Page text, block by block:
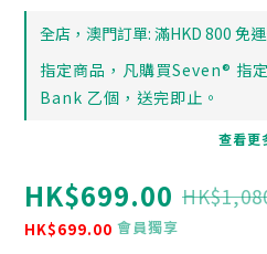
全店，澳門訂單: 滿HKD 800 免
指定商品，凡購買Seven® 指
Bank 乙個，送完即止。
查看更
HK$699.00
HK$699.00 會員獨享